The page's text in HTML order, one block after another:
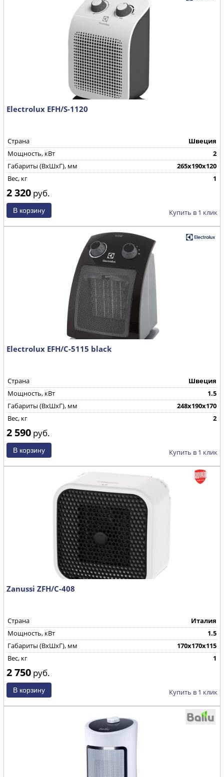
Electrolux EFH/S-1120
Страна
Швеция
Мощность, кВт
2
Габариты (ВхШхГ), мм
265x190x120
Вес, кг
1
2 320 руб.
Купить в 1 клик
Electrolux EFH/C-5115 black
Страна
Швеция
Мощность, кВт
1.5
Габариты (ВхШхГ), мм
248x190x170
Вес, кг
2
2 590 руб.
Купить в 1 клик
Zanussi ZFH/C-408
Страна
Италия
Мощность, кВт
1.5
Габариты (ВхШхГ), мм
170x170x115
Вес, кг
1
2 750 руб.
Купить в 1 клик